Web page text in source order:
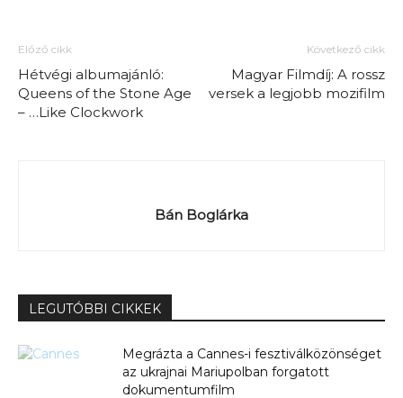
Előző cikk
Hétvégi albumajánló:
Queens of the Stone Age
– …Like Clockwork
Következő cikk
Magyar Filmdíj: A rossz
versek a legjobb mozifilm
Bán Boglárka
LEGUTÓBBI CIKKEK
Megrázta a Cannes-i fesztiválközönséget
az ukrajnai Mariupolban forgatott
dokumentumfilm